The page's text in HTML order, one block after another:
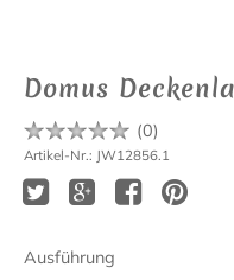
Domus
(0)
Artikel-Nr.: JW12856.1
Ausführung